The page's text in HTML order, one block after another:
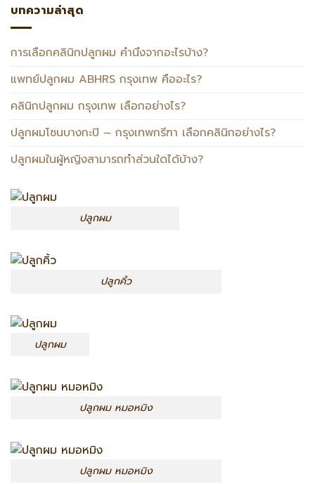
บทความล่าสุด
การเลือกคลินิกปลูกผม คำนึงจากอะไรบ้าง?
แพทย์ปลูกผม ABHRS กรุงเทพ คืออะไร?
คลินิกปลูกผม กรุงเทพ เลือกอย่างไร?
ปลูกผมโซนบางกะปิ – กรุงเทพกรีฑา เลือกคลินิกอย่างไร?
ปลูกผมในผู้หญิงสามารถทำส่วนใดได้บ้าง?
ปลูกผม
ปลูกคิ้ว
ปลูกผม
ปลูกผม หมอหมิง
ปลูกผม หมอหมิง